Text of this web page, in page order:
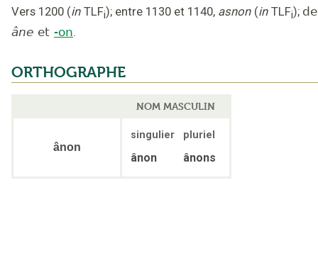
Vers 1200 (in TLFi); entre 1130 et 1140, asnon (in TLFi); de
âne et -on.
ORTHOGRAPHE
NOM MASCULIN
ânon
singulier pluriel
ânon ânons